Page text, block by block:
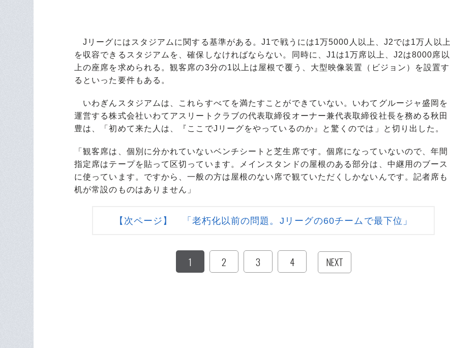
Jリーグにはスタジアムに関する基準がある。J1で戦うには1万5000人以上、J2では1万人以上
を収容できるスタジアムを、確保しなければならない。同時に、J1は1万席以上、J2は8000席以
上の座席を求められる。観客席の3分の1以上は屋根で覆う、大型映像装置（ビジョン）を設置す
るといった要件もある。
いわぎんスタジアムは、これらすべてを満たすことができていない。いわてグルージャ盛岡を
運営する株式会社いわてアスリートクラブの代表取締役オーナー兼代表取締役社長を務める秋田
豊は、「初めて来た人は、『ここでJリーグをやっているのか』と驚くのでは」と切り出した。
「観客席は、個別に分かれていないベンチシートと芝生席です。個席になっていないので、年間
指定席はテープを貼って区切っています。メインスタンドの屋根のある部分は、中継用のブース
に使っています。ですから、一般の方は屋根のない席で観ていただくしかないんです。記者席も
机が常設のものはありません」
【次ページ】 「老朽化以前の問題。Jリーグの60チームで最下位」
1 2 3 4 NEXT